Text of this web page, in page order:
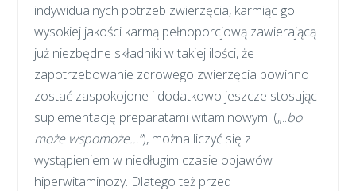
indywidualnych potrzeb zwierzęcia, karmiąc go
wysokiej jakości karmą pełnoporcjową zawierającą
już niezbędne składniki w takiej ilości, że
zapotrzebowanie zdrowego zwierzęcia powinno
zostać zaspokojone i dodatkowo jeszcze stosując
suplementację preparatami witaminowymi („..bo
może wspomoże…”), można liczyć się z
wystąpieniem w niedługim czasie objawów
hiperwitaminozy. Dlatego też przed